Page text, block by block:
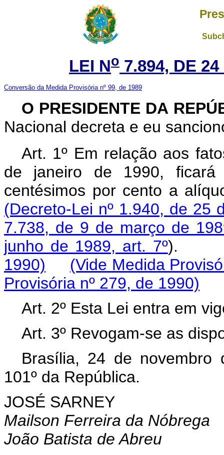
LEI No 7.894, DE
Conversão da Medida Provisória nº 99, de 1989
O PRESIDENTE DA
Nacional decreta e eu
Art. 1º Em relação aos
de janeiro de 1990,
centésimos por cento a
(Decreto-Lei nº 1.940, de 25
7.738, de 9 de março de
junho de 1989, art. 7º
1990)
(Vide Medida
Provisória nº 279, de 1990)
Art. 2º Esta Lei entra em
Art. 3º Revogam-se as
Brasília, 24 de novembro
101º da República.
JOSÉ SARNEY
Mailson Ferreira da Nóbrega
João Batista de Abreu